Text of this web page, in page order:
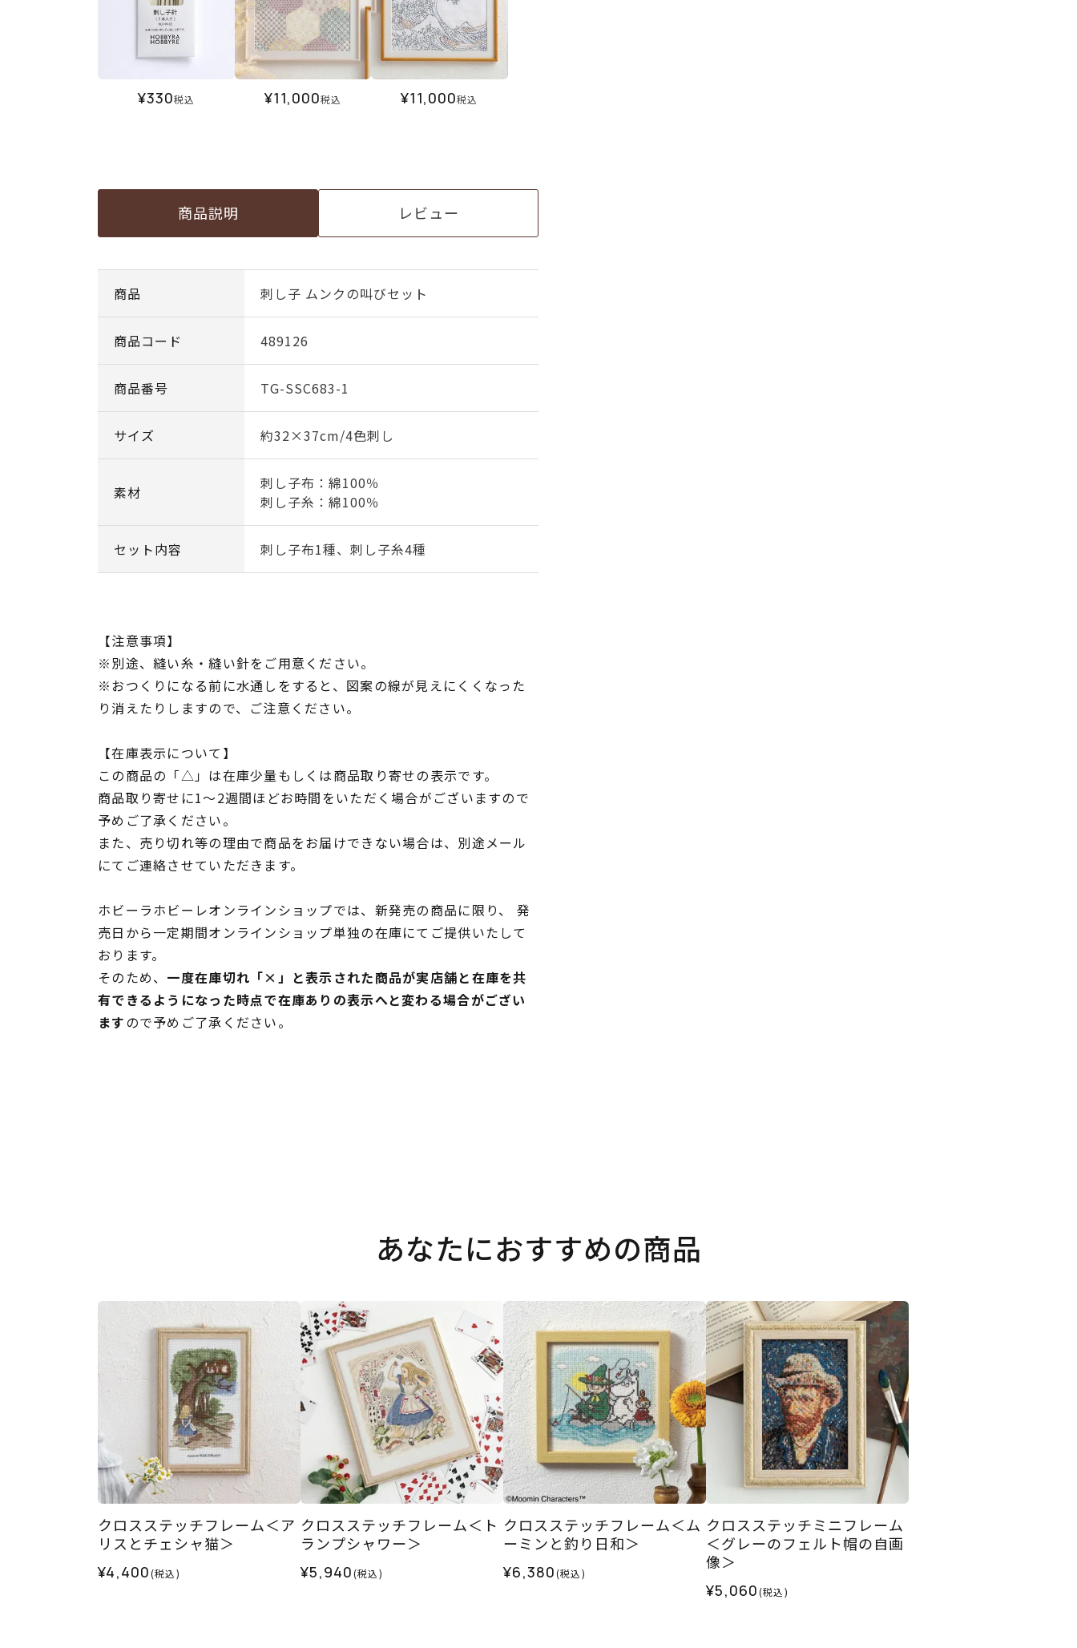
¥330税込 ¥11,000税込 ¥11,000税込
商品説明 レビュー
商品 刺し子 ムンクの叫びセット
商品コード 489126
商品番号 TG-SSC683-1
サイズ 約32×37cm/4色刺し
素材
刺し子布：綿100％
刺し子糸：綿100％
セット内容 刺し子布1種、刺し子糸4種
【注意事項】
※別途、縫い糸・縫い針をご用意ください。
※おつくりになる前に水通しをすると、図案の線が見えにくくなった
り消えたりしますので、ご注意ください。
【在庫表示について】
この商品の「△」は在庫少量もしくは商品取り寄せの表示です。
商品取り寄せに1～2週間ほどお時間をいただく場合がございますので
予めご了承ください。
また、売り切れ等の理由で商品をお届けできない場合は、別途メール
にてご連絡させていただきます。
ホビーラホビーレオンラインショップでは、新発売の商品に限り、 発
売日から一定期間オンラインショップ単独の在庫にてご提供いたして
おります。
そのため、 一度在庫切れ「×」と表示された商品が実店舗と在庫を共
有できるようになった時点で在庫ありの表示へと変わる場合がござい
ますので予めご了承ください。
あなたにおすすめの商品
クロスステッチフレーム＜ア
リスとチェシャ猫＞
¥4,400(税込)
クロスステッチフレーム＜ト
ランプシャワー＞
¥5,940(税込)
クロスステッチフレーム＜ム
ーミンと釣り日和＞
¥6,380(税込)
クロスステッチミニフレーム
＜グレーのフェルト帽の自画
像＞
¥5,060(税込)